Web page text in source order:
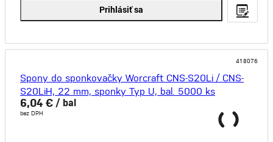
Prihlásiť sa
418076
Spony do sponkovačky Worcraft CNS-S20Li / CNS-
S20LiH, 22 mm, sponky Typ U, bal. 5000 ks
6,04 € / bal
bez DPH